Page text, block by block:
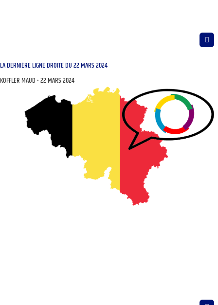
LA DERNIÈRE LIGNE DROITE DU 22 MARS 2024
KOFFLER MAUD 22 MARS 2024